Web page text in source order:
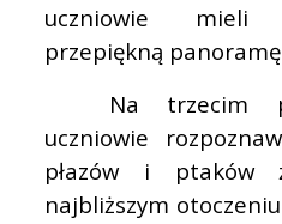
uczniowie mieli
przepiękną
Na trzecim
uczniowie
płazów i ptaków
najbliższym